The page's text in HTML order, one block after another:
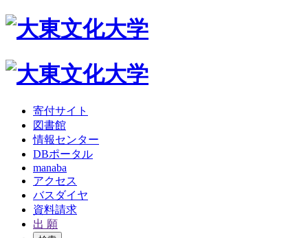
寄付サイト
図書館
情報センター
DBポータル
manaba
アクセス
バスダイヤ
資料請求
出 願